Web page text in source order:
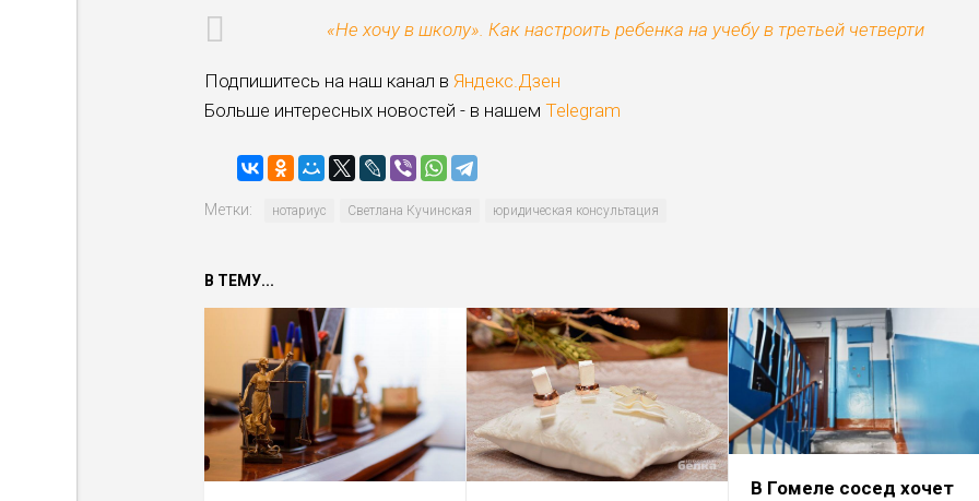
«Не хочу в школу». Как настроить ребенка на учебу в третьей четверти
Подпишитесь на наш канал в Яндекс.Дзен
Больше интересных новостей - в нашем Telegram
Метки: нотариус Светлана Кучинская юридическая консультация
В ТЕМУ...
В Гомеле сосед хочет